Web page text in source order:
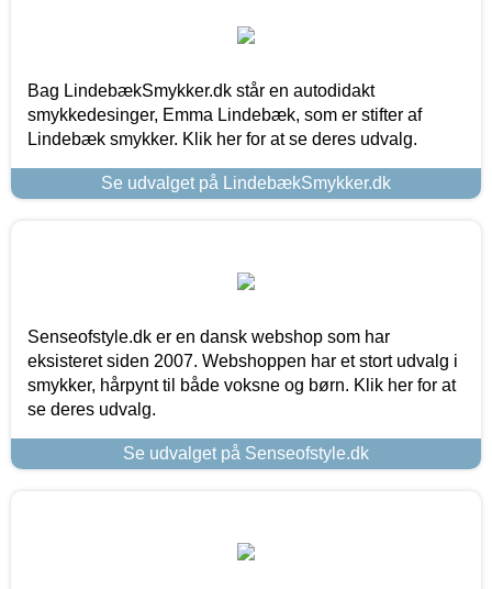
Bag LindebækSmykker.dk står en autodidakt
smykkedesinger, Emma Lindebæk, som er stifter af
Lindebæk smykker. Klik her for at se deres udvalg.
Se udvalget på LindebækSmykker.dk
Senseofstyle.dk er en dansk webshop som har
eksisteret siden 2007. Webshoppen har et stort udvalg i
smykker, hårpynt til både voksne og børn. Klik her for at
se deres udvalg.
Se udvalget på Senseofstyle.dk